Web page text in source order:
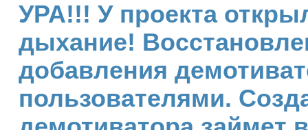
УРА!!! У проекта
дыхание!
добавления
пользователями.